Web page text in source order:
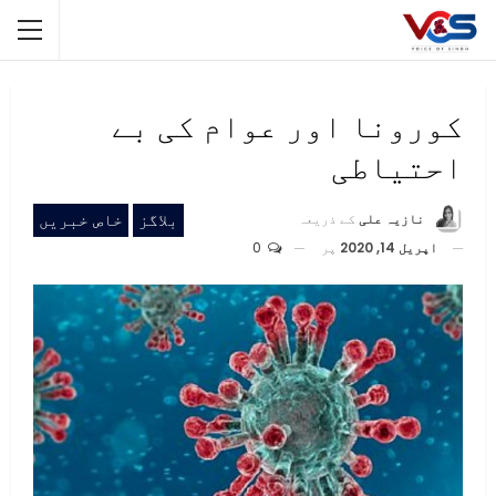
کورونا اور عوام کی بے
احتیاطی
بلاگز خاص خبریں نازیہ علی کے ذریعہ
اپریل 14, 2020
پر